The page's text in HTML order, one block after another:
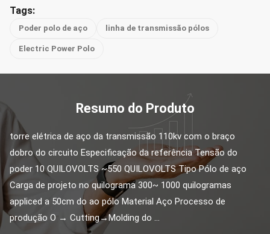
Tags:
Poder polo de aço linha de transmissão pólos
Electric Power Polo
Resumo do Produto
torre elétrica de aço da transmissão 110kv com o braço
dobro do circuito Especificação da referência Tensão do
poder 10 QUILOVOLTS ~550 QUILOVOLTS Tipo Pólo de aço
Carga de projeto no quilograma 300~ 1000 quilogramas
appliced a 50cm do ao pólo Material Aço Processo de
produção O → Cutting→Molding do ...